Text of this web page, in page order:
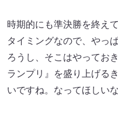
時期的にも準決勝を終え
タイミングなので、やっ
ろうし、そこはやってお
ランプリ』を盛り上げる
いですね。なってほしいな